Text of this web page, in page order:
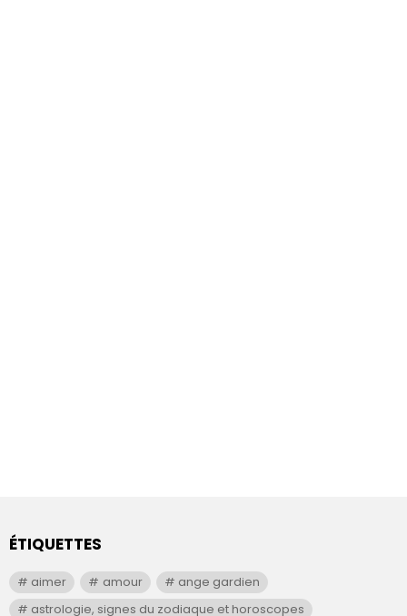
ÉTIQUETTES
aimer amour
ange gardien
astrologie, signes du zodiaque et horoscopes